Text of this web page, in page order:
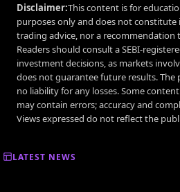
Disclaimer:This content is for
purposes only and does not
trading advice, nor a recommendation
Readers should consult a SEBI-
investment decisions, as markets
does not guarantee future results. The
no liability for any losses. Some
may contain errors; accuracy and
Views expressed do not reflect the
LATEST NEWS